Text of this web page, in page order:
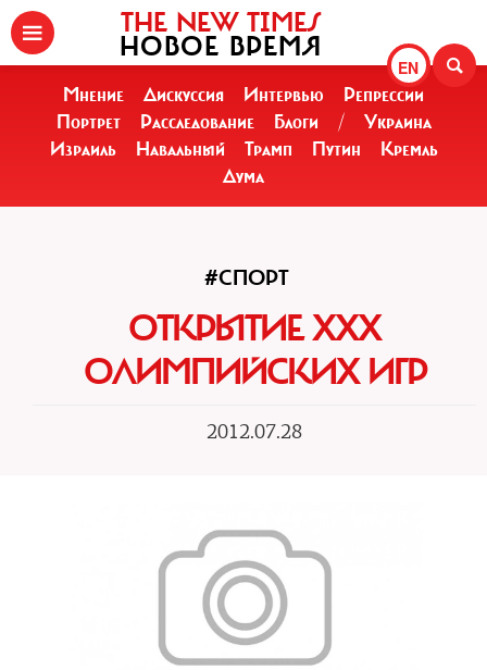
EN
THE NEW TIMES
НОВОЕ ВРЕМЯ
Мнение Дискуссия Интервью
Репрессии
Портрет
Расследование Блоги /
Украина
Израиль
Навальный Трамп Путин
Кремль
Дума
#СПОРТ
ОТКРЫТИЕ XXX
ОЛИМПИЙСКИХ ИГР
2012.07.28